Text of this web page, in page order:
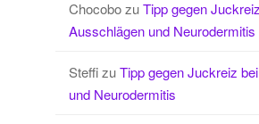
ChocobozuTipp gegen
Ausschlägen und Neurodermitis
SteffizuTipp gegen Juckreiz
und Neurodermitis